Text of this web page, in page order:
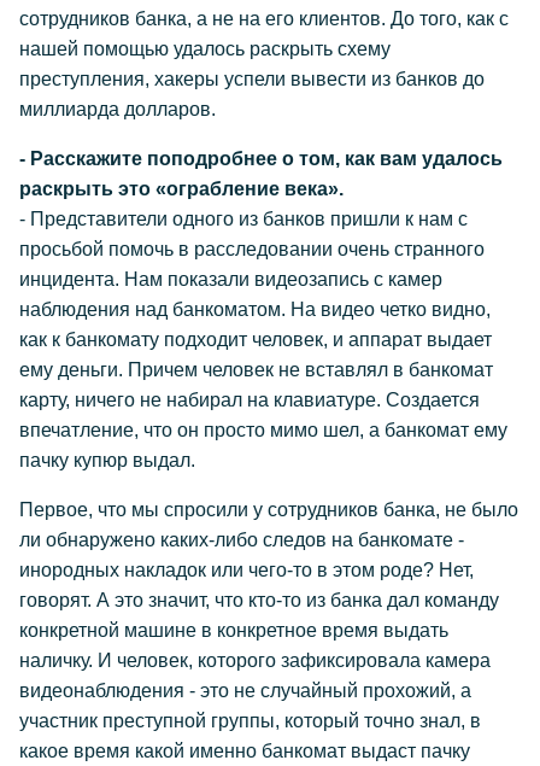
сотрудников банка, а не на его клиентов. До того, как с
нашей помощью удалось раскрыть схему
преступления, хакеры успели вывести из банков до
миллиарда долларов.
- Расскажите поподробнее о том, как вам удалось
раскрыть это «ограбление века».
- Представители одного из банков пришли к нам с
просьбой помочь в расследовании очень странного
инцидента. Нам показали видеозапись с камер
наблюдения над банкоматом. На видео четко видно,
как к банкомату подходит человек, и аппарат выдает
ему деньги. Причем человек не вставлял в банкомат
карту, ничего не набирал на клавиатуре. Создается
впечатление, что он просто мимо шел, а банкомат ему
пачку купюр выдал.
Первое, что мы спросили у сотрудников банка, не было
ли обнаружено каких-либо следов на банкомате -
инородных накладок или чего-то в этом роде? Нет,
говорят. А это значит, что кто-то из банка дал команду
конкретной машине в конкретное время выдать
наличку. И человек, которого зафиксировала камера
видеонаблюдения - это не случайный прохожий, а
участник преступной группы, который точно знал, в
какое время какой именно банкомат выдаст пачку